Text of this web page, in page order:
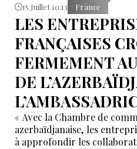
15 Juillet 10:13 France
LES
FRANÇAISES
FERMEMENT
DE
« Avec la Chambre de
azerbaïdjanaise, les
à approfondir les